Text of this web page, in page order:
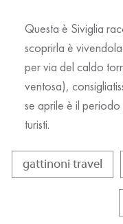
Questa è Siviglia
scoprirla è
per via del caldo
ventosa),
se aprile è il
turisti.
gattinoni travel